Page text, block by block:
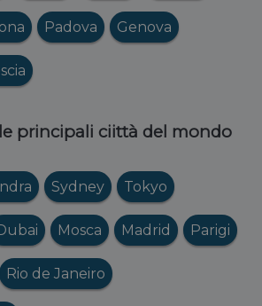
Padova Genova
principali ciittà del mondo
Sydney Tokyo
Mosca Madrid Parigi
Rio de Janeiro